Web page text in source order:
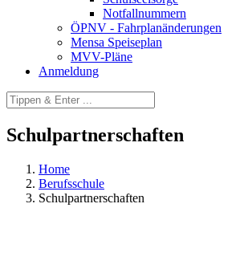
Notfallnummern
ÖPNV - Fahrplanänderungen
Mensa Speiseplan
MVV-Pläne
Anmeldung
Schulpartnerschaften
Home
Berufsschule
Schulpartnerschaften